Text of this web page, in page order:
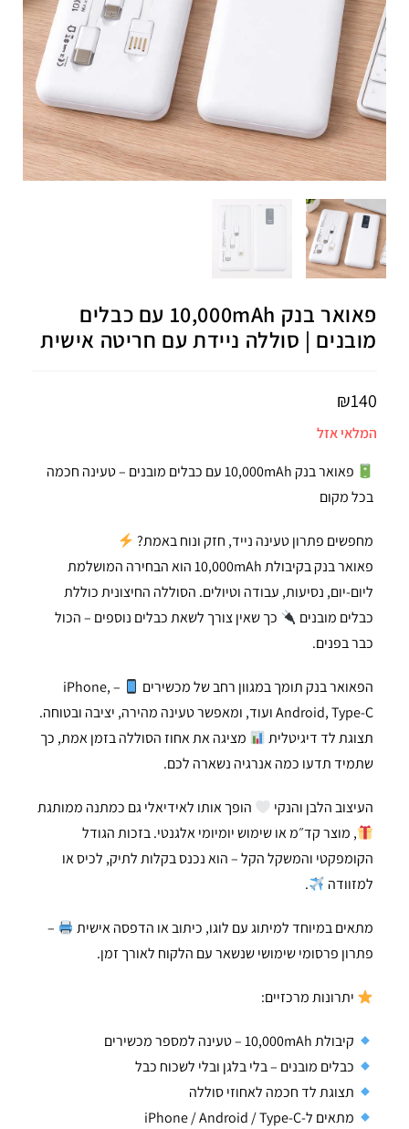
פאואר בנק 10,000mAh עם כבלים
מובנים | סוללה ניידת עם חריטה אישית
₪140
המלאי אזל
פאואר בנק 10,000mAh עם כבלים מובנים – טעינה חכמה
בכל מקום
מחפשים פתרון טעינה נייד, חזק ונוח באמת?
פאואר בנק בקיבולת 10,000mAh הוא הבחירה המושלמת
ליום-יום, נסיעות, עבודה וטיולים. הסוללה החיצונית כוללת
כבלים מובנים
כך שאין צורך לשאת כבלים נוספים – הכול
כבר בפנים.
הפאואר בנק תומך במגוון רחב של מכשירים
– iPhone,
Android, Type-C ועוד, ומאפשר טעינה מהירה, יציבה ובטוחה.
תצוגת לד דיגיטלית
מציגה את אחוז הסוללה בזמן אמת, כך
שתמיד תדעו כמה אנרגיה נשארה לכם.
העיצוב הלבן והנקי
הופך אותו לאידיאלי גם כמתנה ממותגת
, מוצר קד״מ או שימוש יומיומי אלגנטי. בזכות הגודל
הקומפקטי והמשקל הקל – הוא נכנס בקלות לתיק, לכיס או
למזוודה
.
מתאים במיוחד למיתוג עם לוגו, כיתוב או הדפסה אישית
–
פתרון פרסומי שימושי שנשאר עם הלקוח לאורך זמן.
יתרונות מרכזיים:
קיבולת 10,000mAh – טעינה למספר מכשירים
כבלים מובנים – בלי בלגן ובלי לשכוח כבל
תצוגת לד חכמה לאחוזי סוללה
מתאים ל-iPhone / Android / Type-C